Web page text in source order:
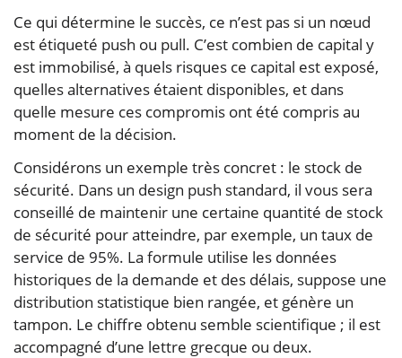
Ce qui détermine le succès, ce n’est pas si un nœud
est étiqueté push ou pull. C’est combien de capital y
est immobilisé, à quels risques ce capital est exposé,
quelles alternatives étaient disponibles, et dans
quelle mesure ces compromis ont été compris au
moment de la décision.
Considérons un exemple très concret : le stock de
sécurité. Dans un design push standard, il vous sera
conseillé de maintenir une certaine quantité de stock
de sécurité pour atteindre, par exemple, un taux de
service de 95%. La formule utilise les données
historiques de la demande et des délais, suppose une
distribution statistique bien rangée, et génère un
tampon. Le chiffre obtenu semble scientifique ; il est
accompagné d’une lettre grecque ou deux.